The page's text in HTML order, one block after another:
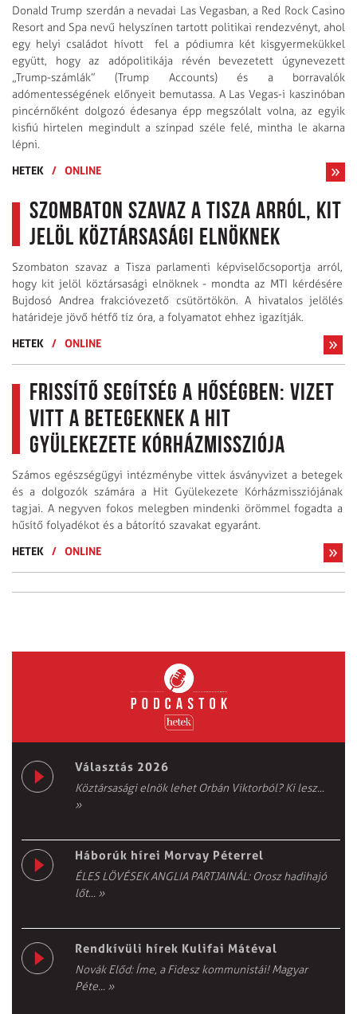
Donald Trump szerdán a nevadai Las Vegasban, a Red Rock Casino
Resort and Spa nevű helyszínen tartott politikai rendezvényt, ahol
egy helyi családot hívott fel a pódiumra két kisgyermekükkel
együtt, hogy az adópolitikája révén bevezetett úgynevezett
„Trump-számlák” (Trump Accounts) és a borravalók
adómentességének előnyeit bemutassa. A Las Vegas-i kaszinóban
pincérnőként dolgozó édesanya épp megszólalt volna, az egyik
kisfiú hirtelen megindult a színpad széle felé, mintha le akarna
lépni.
HETEK
/ ONLINE
Szombaton szavaz a Tisza arról, kit
jelöl köztársasági elnöknek
Szombaton szavaz a Tisza parlamenti képviselőcsoportja arról,
hogy kit jelöl köztársasági elnöknek - mondta az MTI kérdésére
Bujdosó Andrea frakcióvezető csütörtökön. A hivatalos jelölés
határideje jövő hétfő tíz óra, a folyamatot ehhez igazítják.
HETEK
/ ONLINE
Frissítő segítség a hőségben: Vizet
vitt a betegeknek a Hit
Gyülekezete Kórházmissziója
Számos egészségügyi intézménybe vittek ásványvizet a betegek
és a dolgozók számára a Hit Gyülekezete Kórházmissziójának
tagjai. A negyven fokos melegben mindenki örömmel fogadta a
hűsítő folyadékot és a bátorító szavakat egyaránt.
HETEK
/ ONLINE
Választás 2026
Köztársasági elnök lehet Orbán Viktorból? Ki lesz...
»
Háborúk hírei Morvay Péterrel
ÉLES LÖVÉSEK ANGLIA PARTJAINÁL: Orosz hadihajó
lőt... »
Rendkívüli hírek Kulifai Mátéval
Novák Előd: Íme, a Fidesz kommunistái! Magyar
Péte... »